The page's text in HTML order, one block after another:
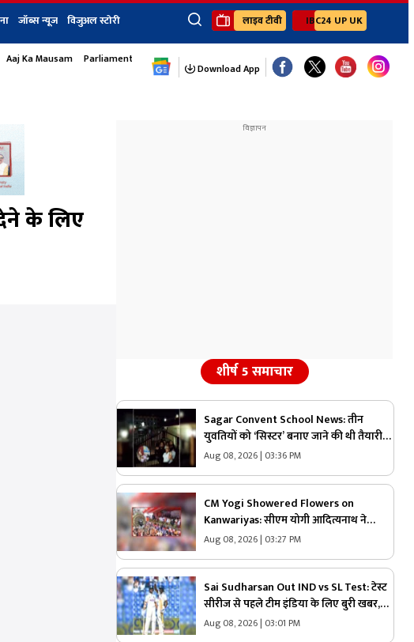
जॉब्स न्यूज विजुअल स्टोरी
×
जॉब्स न्यूज Youtube Channels
Ibc24 Jankarwan
लाइव टीवी IBC24 UP UK
Aaj Ka Mausam Parliament Monsoon Session
Download App
के लिए
शीर्ष 5 समाचार
Sagar Convent School News: तीन
युवतियों को ‘सिस्टर’ बनाए जाने की थी तैयारी…
तभी आ धमके हिन्दू संगठन के लोग और पुलिस,
Aug 08, 2026 | 03:36 PM
CM Yogi Showered Flowers on
Kanwariyas: सीएम योगी आदित्यनाथ ने
कांवड़ियों पर की पुष्पवर्षा, की जनता की सुख-
Aug 08, 2026 | 03:27 PM
Sai Sudharsan Out IND vs SL Test: टेस्ट
सीरीज से पहले टीम इंडिया के लिए बुरी खबर,
बुमराह के बाद अब ये मैच विनर खिलाड़ी हुआ
Aug 08, 2026 | 03:01 PM